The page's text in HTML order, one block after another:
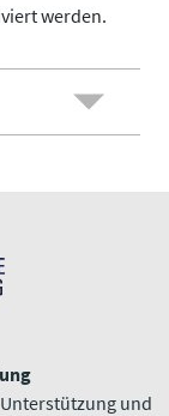
werden.
und